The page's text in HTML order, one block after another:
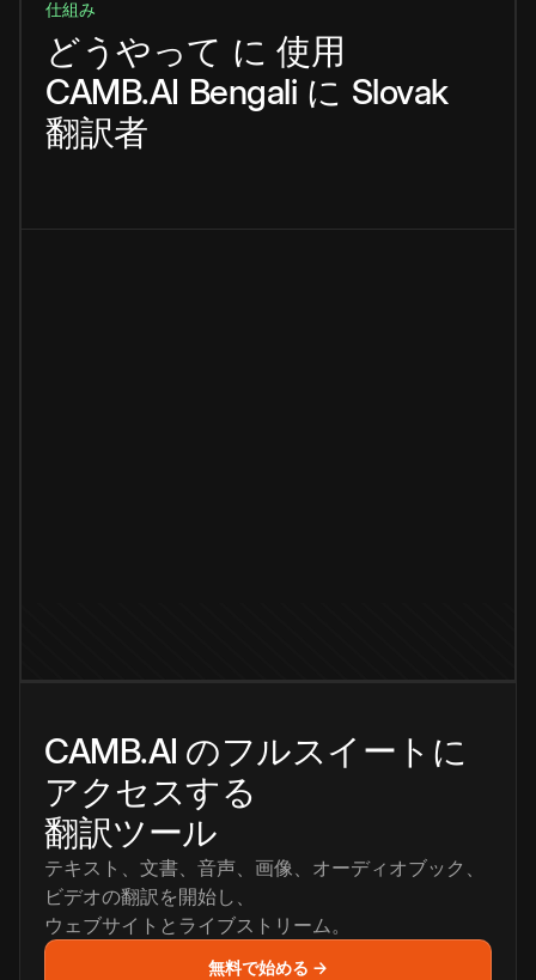
仕組み
どうやって に 使用
CAMB.AI Bengali に Slovak
翻訳者
CAMB.AI のフルスイートに
アクセスする
翻訳ツール
テキスト、文書、音声、画像、オーディオブック、
ビデオの翻訳を開始し、
ウェブサイトとライブストリーム。
無料で始める →